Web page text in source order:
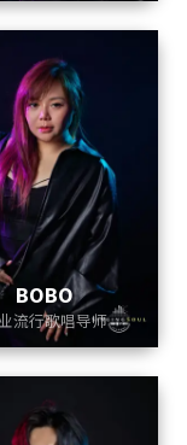
BOBO
流行歌唱导师